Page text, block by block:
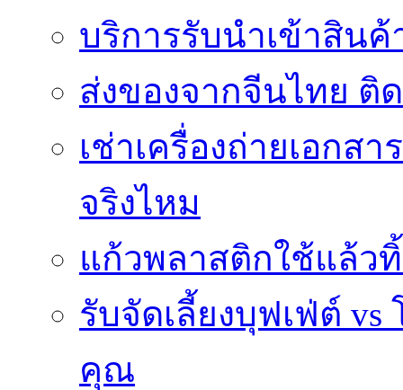
บริการรับนำเข้าสิน
ส่งของจากจีนไทย ติ
เช่าเครื่องถ่ายเอกส
จริงไหม
แก้วพลาสติกใช้แล้ว
รับจัดเลี้ยงบุฟเฟ่ต์
คุณ